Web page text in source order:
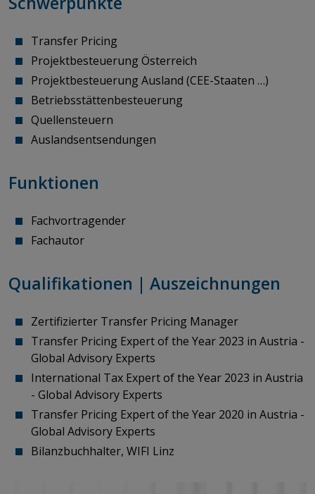
Transfer Pricing
Projektbesteuerung Österreich
Projektbesteuerung Ausland (CEE-Staaten …)
Betriebsstättenbesteuerung
Quellensteuern
Auslandsentsendungen
Funktionen
Fachvortragender
Fachautor
Qualifikationen | Auszeichnungen
Zertifizierter Transfer Pricing Manager
Transfer Pricing Expert of the Year 2023 in Austria -
Global Advisory Experts
International Tax Expert of the Year 2023 in Austria
- Global Advisory Experts
Transfer Pricing Expert of the Year 2020 in Austria -
Global Advisory Experts
Bilanzbuchhalter, WIFI Linz